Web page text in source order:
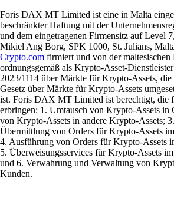
Foris DAX MT Limited ist eine in Malta
beschränkter Haftung mit der
und dem eingetragenen Firmensitz auf Level
Mikiel Ang Borg, SPK 1000, St. Julians,
Crypto.com firmiert und von der maltesischen
ordnungsgemäß als Krypto-Asset-
2023/1114 über Märkte für Krypto-Assets,
Gesetz über Märkte für Krypto-Assets
ist. Foris DAX MT Limited ist berechtigt, die
erbringen: 1. Umtausch von Krypto-Assets in
von Krypto-Assets in andere Krypto-Assets;
Übermittlung von Orders für Krypto-Assets
4. Ausführung von Orders für Krypto-Assets
5. Überweisungsservices für Krypto-Assets
und 6. Verwahrung und Verwaltung von
Kunden.